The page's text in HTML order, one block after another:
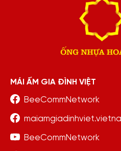
MÁI ẤM GIA ĐÌNH VIỆT
BeeCommNetwork
BeeCommNetwork